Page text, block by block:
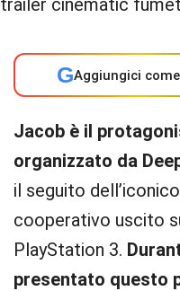
GAggiungici
Jacob è il
organizzato da
il seguito
cooperativo uscito
PlayStation 3.
presentato questo